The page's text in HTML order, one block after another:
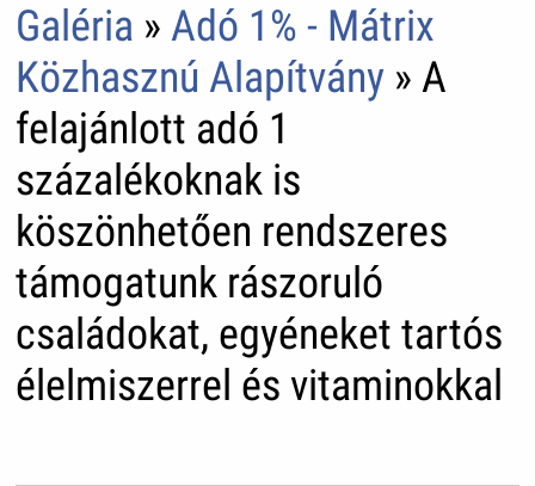
Galéria » Adó 1% - Mátrix
Közhasznú Alapítvány» A
felajánlott adó 1
százalékoknak is
köszönhetően rendszeres
támogatunk rászoruló
családokat, egyéneket tartós
élelmiszerrel és vitaminokkal